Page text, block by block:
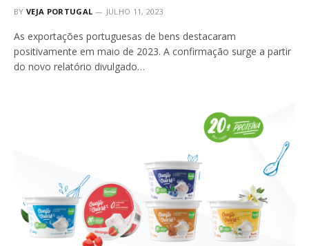
BY VEJA PORTUGAL JULHO 11, 2023
As exportações portuguesas de bens destacaram
positivamente em maio de 2023. A confirmação surge a partir
do novo relatório divulgado…